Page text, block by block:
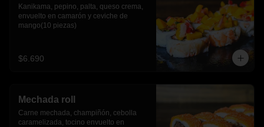
Kanikama, pepino, palta, queso crema,
envuelto en camarón y ceviche de
mango(10 piezas)
$6.690
Mechada roll
Carne mechada, champiñón, cebolla
caramelizada, tocino envuelto en